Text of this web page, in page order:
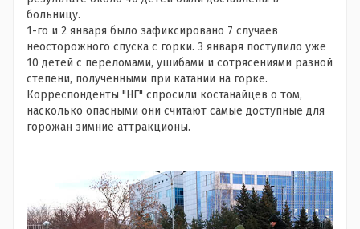
больницу.
1-го и 2 января было зафиксировано 7 случаев
неосторожного спуска с горки. 3 января поступило уже
10 детей с переломами, ушибами и сотрясениями разной
степени, полученными при катании на горке.
Корреспонденты "НГ" спросили костанайцев о том,
насколько опасными они считают самые доступные для
горожан зимние аттракционы.